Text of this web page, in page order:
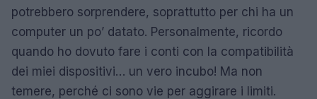
potrebbero sorprendere, soprattutto per chi ha un
computer un po’ datato. Personalmente, ricordo
quando ho dovuto fare i conti con la compatibilità
dei miei dispositivi… un vero incubo! Ma non
temere, perché ci sono vie per aggirare i limiti.